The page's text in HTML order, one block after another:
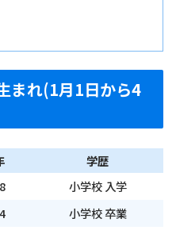
まれ(1月1日から4
学歴
小学校 入学
小学校 卒業